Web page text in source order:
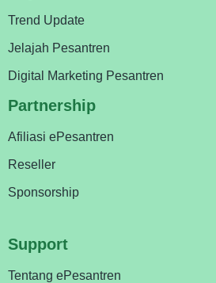
Trend Update
Jelajah Pesantren
Digital Marketing Pesantren
Partnership
Afiliasi ePesantren
Reseller
Sponsorship
Support
Tentang ePesantren